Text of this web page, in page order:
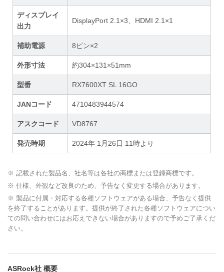
ディスプレイ
出力
DisplayPort 2.1×3、HDMI 2.1×1
補助電源 8ピン×2
外形寸法 約304×131×51mm
型番 RX7600XT SL 16GO
JANコード 4710483944574
アスクコード VD8767
発売時期 2024年 1月26日 11時より
※ 記載された製品名、社名等は各社の商標または登録商標です。
※ 仕様、外観など改良のため、予告なく変更する場合があります。
※ 製品に付属・対応する各種ソフトウェアがある場合、予告なく提供
を終了することがあります。提供が終了された各種ソフトウェアについ
ての問い合わせにはお応えできない場合がありますので予めご了承くだ
さい。
ASRock社 概要